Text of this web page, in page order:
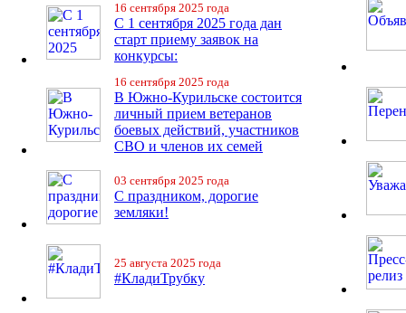
16 сентября 2025 года
С 1 сентября 2025 года дан
старт приему заявок на
конкурсы:
16 сентября 2025 года
В Южно-Курильске состоится
личный прием ветеранов
боевых действий, участников
СВО и членов их семей
03 сентября 2025 года
С праздником, дорогие
земляки!
25 августа 2025 года
#КладиТрубку